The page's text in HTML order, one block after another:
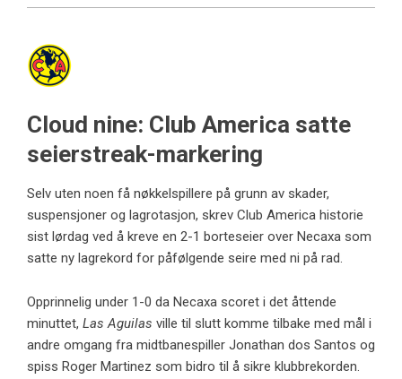
Cloud nine: Club America satte
seierstreak-markering
Selv uten noen få nøkkelspillere på grunn av skader,
suspensjoner og lagrotasjon, skrev Club America historie
sist lørdag ved å kreve en 2-1 borteseier over Necaxa som
satte ny lagrekord for påfølgende seire med ni på rad.
Opprinnelig under 1-0 da Necaxa scoret i det åttende
minuttet, Las Aguilas ville til slutt komme tilbake med mål i
andre omgang fra midtbanespiller Jonathan dos Santos og
spiss Roger Martinez som bidro til å sikre klubbrekorden.